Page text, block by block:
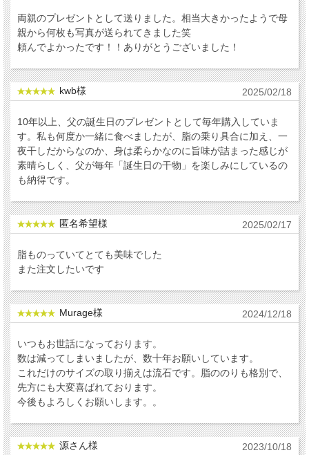
両親のプレゼントとして送りました。相当大きかったようで母
親から何枚も写真が送られてきました笑
頼んでよかったです！！ありがとうございました！
kwb様 2025/02/18
10年以上、父の誕生日のプレゼントとして毎年購入していま
す。私も何度か一緒に食べましたが、脂の乗り具合に加え、一
夜干しだからなのか、身は柔らかなのに旨味が詰まった感じが
素晴らしく、父が毎年「誕生日の干物」を楽しみにしているの
も納得です。
匿名希望様 2025/02/17
脂ものっていてとても美味でした
また注文したいです
Murage様 2024/12/18
いつもお世話になっております。
数は減ってしまいましたが、数十年お願いしています。
これだけのサイズの取り揃えは流石です。脂ののりも格別で、
先方にも大変喜ばれております。
今後もよろしくお願いします。。
源さん様 2023/10/18